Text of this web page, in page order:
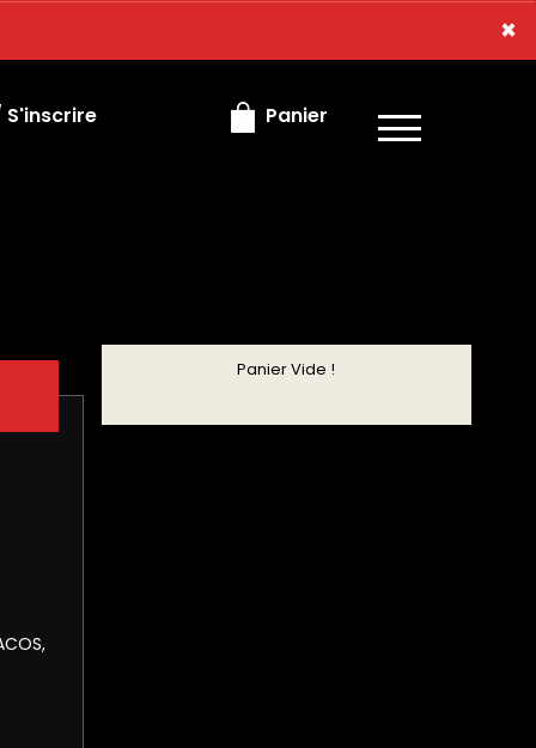
×
S'inscrire Panier
×
Panier Vide !